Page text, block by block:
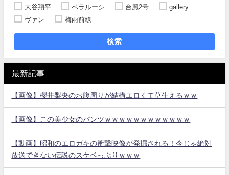
大谷翔平
ベラルーシ 台風2号
gallery
ヴァン
梅雨前線
検索
最新記事
【画像】櫻井梨央のお腹周りが結構エロくて草生えるｗｗ
【画像】この美少女のパンツｗｗｗｗｗｗｗｗｗｗｗｗ
【動画】昭和のエロガキの衝撃映像が発掘される！今じゃ絶対
放送できない伝説のスケベっぷりｗｗｗ